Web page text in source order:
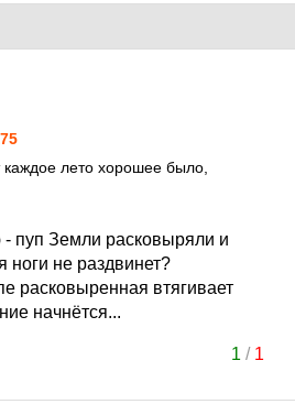
каждое лето хорошее было,
пуп Земли расковыряли и
ноги не раздвинет?
расковыренная втягивает
начнётся...
1 / 1